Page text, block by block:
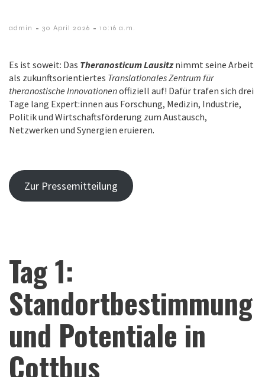
admin - 30 April 2026 - 10:16 a.m.
Es ist soweit: Das Theranosticum Lausitznimmt seine Arbeit
als zukunftsorientiertes Translationales Zentrum für
theranostische Innovationenoffiziell auf! Dafür trafen sich drei
Tage lang Expert:innen aus Forschung, Medizin, Industrie,
Politik und Wirtschaftsförderung zum Austausch,
Netzwerken und Synergien eruieren.
Zur Pressemitteilung
Tag 1:
Standortbestimmung
und Potentiale in
Cottbus